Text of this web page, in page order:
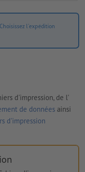
l'expédition
d'impression, de l'
de données ainsi
d'impression